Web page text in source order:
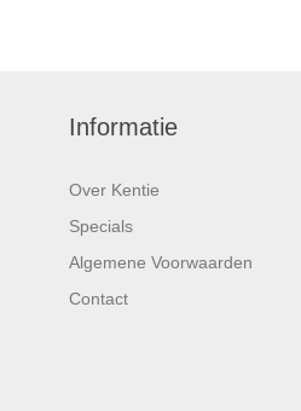
Informatie
Over Kentie
Specials
Algemene Voorwaarden
Contact